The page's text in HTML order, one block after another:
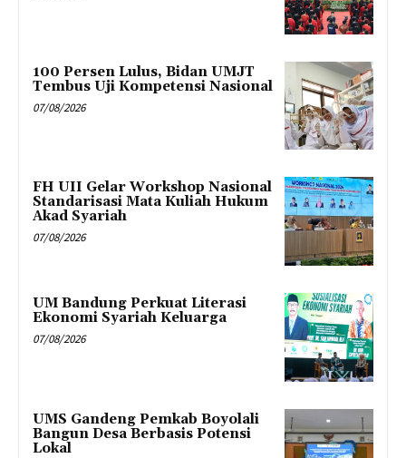
100 Persen Lulus, Bidan UMJT
Tembus Uji Kompetensi Nasional
07/08/2026
FH UII Gelar Workshop Nasional
Standarisasi Mata Kuliah Hukum
Akad Syariah
07/08/2026
UM Bandung Perkuat Literasi
Ekonomi Syariah Keluarga
07/08/2026
UMS Gandeng Pemkab Boyolali
Bangun Desa Berbasis Potensi
Lokal